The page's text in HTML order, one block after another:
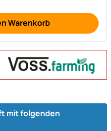
Warenkorb
mit folgenden